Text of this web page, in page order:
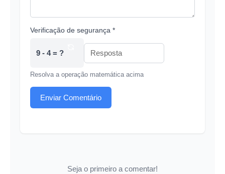
Verificação de segurança *
9 - 4 = ?
Resolva a operação matemática acima
Enviar Comentário
Seja o primeiro a comentar!